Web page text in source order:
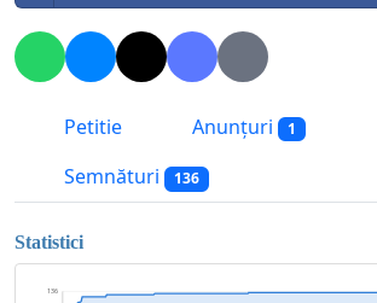
Petitie Anunțuri 1
Semnături 136
Statistici
136